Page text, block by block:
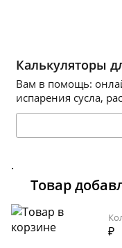
Калькуляторы
Вам в помощь:
испарения сусла,
.
Товар
₽